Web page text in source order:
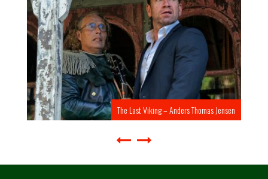
The Last Viking – Anders Thomas Jensen